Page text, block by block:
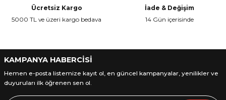
Gönder
Ücretsiz Kargo
5000 TL ve üzeri kargo bedava
İade & Değişim
14 Gün içerisinde
KAMPANYA HABERCİSİ
Hemen e-posta listemize kayıt ol, en güncel kampanyalar, yenilikler ve
duyuruları ilk öğrenen sen ol.